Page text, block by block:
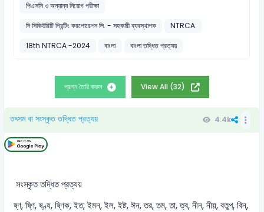
পিএসসি ও অন্যান্য নিয়োগ পরীক্ষা
দি সিকিউরিটি প্রিন্টিং করপোরেশন লি. - সহকারী ব্যবস্থাপক
NTRCA
18th NTRCA -2024
বাংলা বাংলা তদ্ধিত প্রত্যয়
প্রশ্ন তৈরি করুন View All (32)
তৎসম বা সংস্কৃত তদ্ধিত প্রত্যয় 4.4k
সংস্কৃত তদ্ধিত প্রত্যয়
ষ্ণ, ষ্ণি, ষ্ণ্য, ষ্ণিক, ইত, ইমন, ইল, ইষ্ট, ঈন, তর, তম, তা, ত্ব, নীন, নীয়, বতুপ্, বিন্,